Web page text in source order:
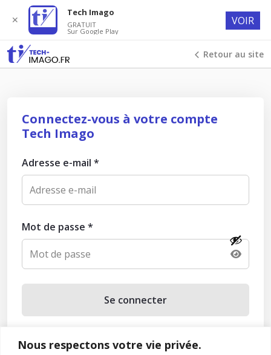
Nous respectons votre vie privée.
Retour au site
Connectez-vous à votre compte
Tech Imago
Adresse e-mail *
Mot de passe *
Se connecter
✕
Tech Imago
GRATUIT
Sur Google Play
VOIR